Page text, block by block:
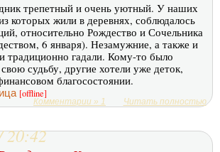
трепетный и очень уютный. У наших
которых жили в деревнях, соблюдалось
относительно Рождество и Сочельника
6 января). Незамужние, а также и
традиционно гадали. Кому-то было
судьбу, другие хотели уже деток,
благосостоянии.
[offline]
Комментарии » 1 Читать полностью
20:42